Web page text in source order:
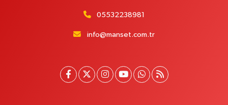
05532238981
info@manset.com.tr